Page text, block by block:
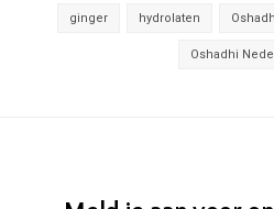
ginger hydrolaten
Oshadhi